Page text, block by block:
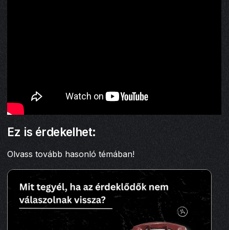
Ez is érdekelhet:
Olvass tovább hasonló témában!